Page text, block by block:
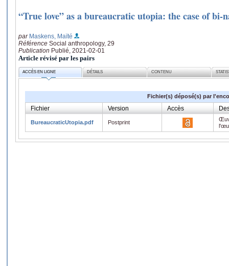
“True love” as a bureaucratic utopia: the case of bi-
par Maskens, Maïté
Référence Social anthropology, 29
Publication Publié, 2021-02-01
Article révisé par les pairs
ACCÈS EN LIGNE DÉTAILS CONTENU
Fichier(s) déposé(s) par
Fichier Version Accès
BureaucraticUtopia.pdf Postprint